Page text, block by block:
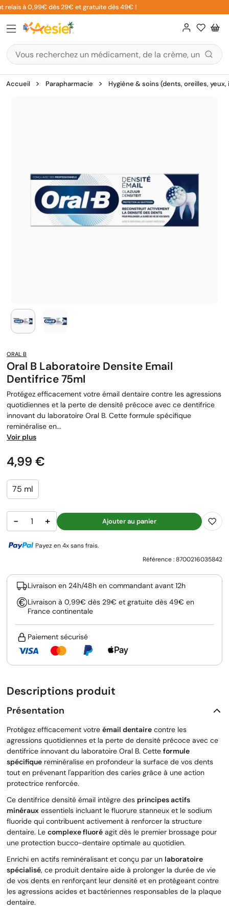
Aller
au
contenu
à 0,99€ dès 29€ et gratuite dès 49€ !
Accueil Parapharmacie Hygiène & soins (dents, oreilles,
ORAL B
Oral B Laboratoire Densite Email
Dentifrice 75ml
Protégez efficacement votre émail dentaire contre les agressions
quotidiennes et la perte de densité précoce avec ce dentifrice
innovant du laboratoire Oral B. Cette formule spécifique
reminéralise en...
Voir plus
Prix
4,99 €
75 ml
− + Ajouter au panier
Payez en 4x sans frais.
Référence :8700216035842
Livraison en 24h/48h en commandant avant 12h
Livraison à 0,99€ dès 29€ et gratuite dès 49€ en
France continentale
Paiement sécurisé
Descriptions produit
Présentation
Protégez efficacement votre émail dentaire contre les
agressions quotidiennes et la perte de densité précoce avec ce
dentifrice innovant du laboratoire Oral B. Cette formule
spécifique reminéralise en profondeur la surface de vos dents
tout en prévenant l'apparition des caries grâce à une action
protectrice renforcée.
Ce dentifrice densité émail intègre des principes actifs
minéraux essentiels incluant le fluorure stanneux et le sodium
fluoride qui contribuent activement à renforcer la structure
dentaire. Le complexe fluoré agit dès le premier brossage pour
une protection bucco-dentaire optimale au quotidien.
Enrichi en actifs reminéralisant et conçu par un laboratoire
spécialisé, ce produit dentaire aide à prolonger la durée de vie
de vos dents en renforçant leur densité et en protégeant contre
les agressions acides et bactériennes responsables de la plaque
dentaire.